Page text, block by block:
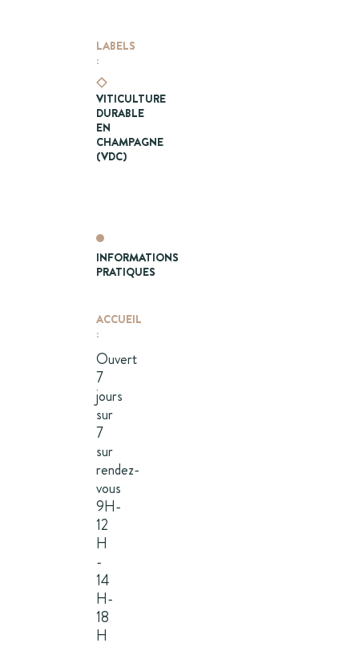
LABELS
:
VITICULTURE
DURABLE
EN
CHAMPAGNE
(VDC)
INFORMATIONS
PRATIQUES
ACCUEIL
:
Ouvert
7
jours
sur
7
sur
rendez-
vous
9H-
12
H
-
14
H-
18
H